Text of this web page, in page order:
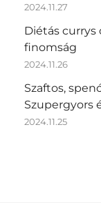
2024.11.27
Diétás currys
finomság
2024.11.26
Szaftos,
Szupergyors
2024.11.25